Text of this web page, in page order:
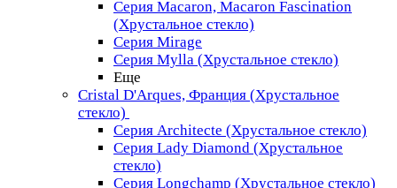
Серия Macaron, Macaron Fascination
(Хрустальное стекло)
Серия Mirage
Серия Mylla (Хрустальное стекло)
Еще
Cristal D'Arques, Франция (Хрустальное
стекло)
Серия Architecte (Хрустальное стекло)
Серия Lady Diamond (Хрустальное
стекло)
Серия Longchamp (Хрустальное стекло)